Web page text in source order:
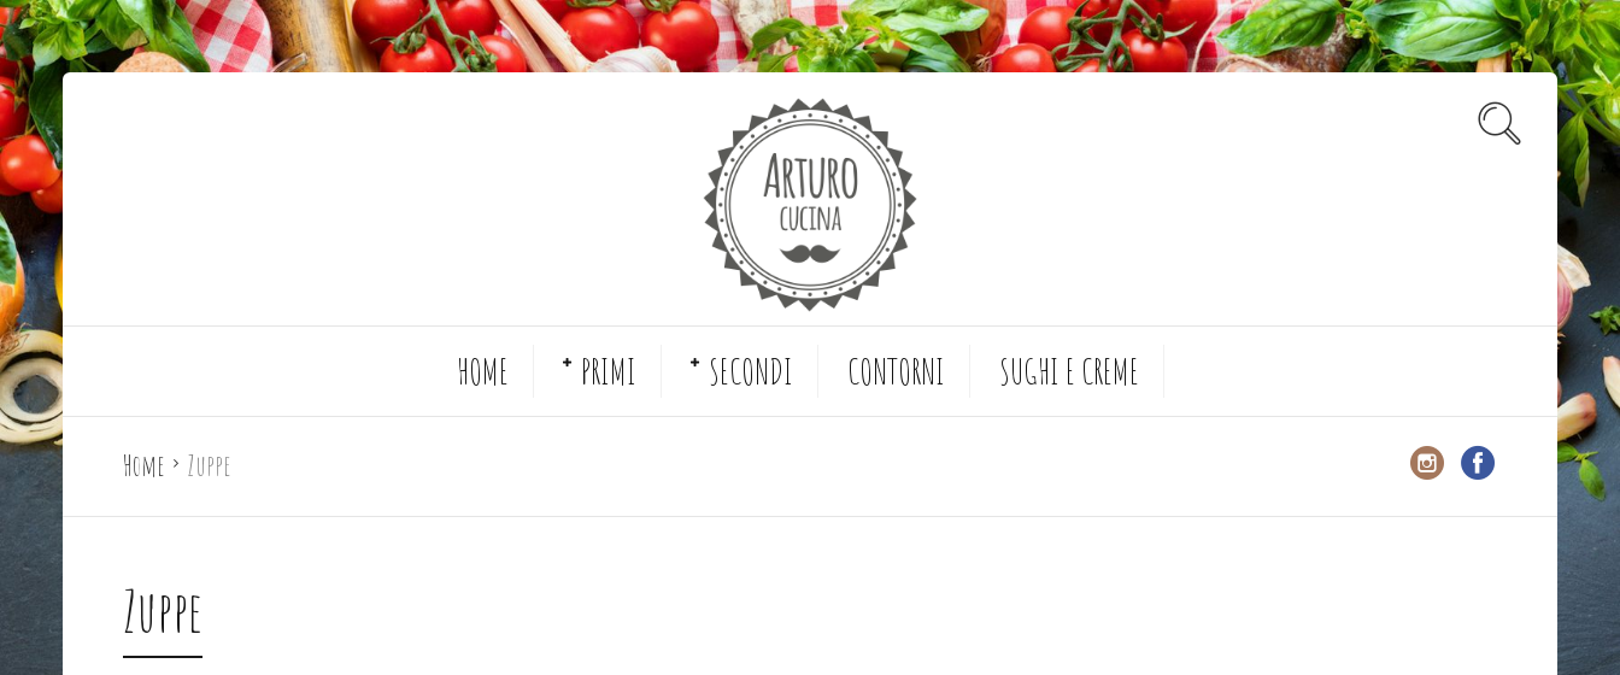
HOME PRIMI SECONDI CONTORNI SUGHI E CREME
Home Zuppe
Zuppe